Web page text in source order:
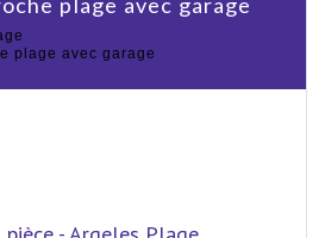
plage avec garage